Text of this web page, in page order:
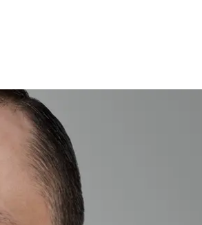
Криворучко
рф Олексія Криворучка, який
та здійсненні
які виробляють